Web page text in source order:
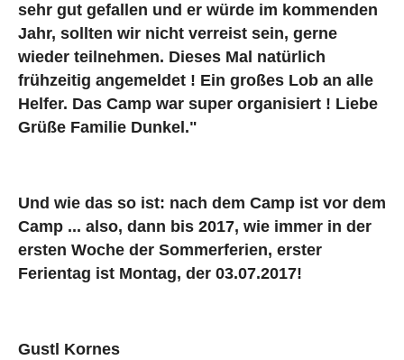
sehr gut gefallen und er würde im kommenden
Jahr, sollten wir nicht verreist sein, gerne
wieder teilnehmen. Dieses Mal natürlich
frühzeitig angemeldet ! Ein großes Lob an alle
Helfer. Das Camp war super organisiert ! Liebe
Grüße Familie Dunkel."
Und wie das so ist: nach dem Camp ist vor dem
Camp ... also, dann bis 2017, wie immer in der
ersten Woche der Sommerferien, erster
Ferientag ist Montag, der 03.07.2017!
Gustl Kornes